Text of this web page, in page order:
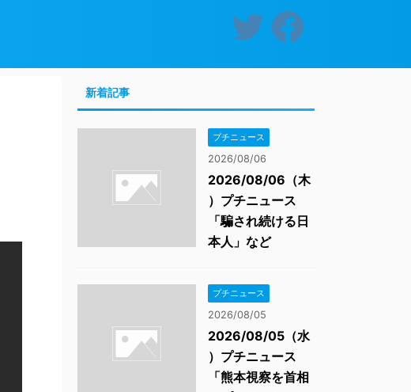
新着記事
プチニュース
2026/08/06
2026/08/06（木
）プチニュース
「騙され続ける日
本人」など
プチニュース
2026/08/05
2026/08/05（水
）プチニュース
「熊本視察を首相